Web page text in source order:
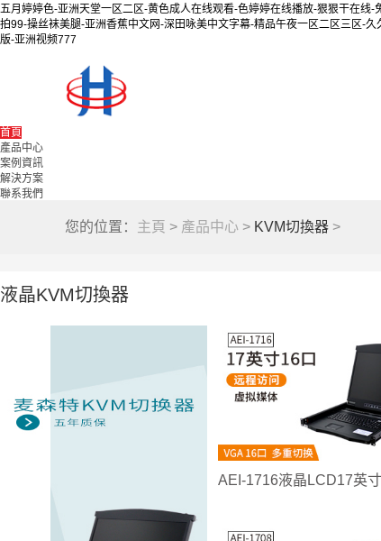
五月婷婷色-亚洲天堂一区二区-黄色成人在线观看-色婷婷在线播放-狠狠干在
拍99-操丝袜美腿-亚洲香蕉中文网-深田咏美中文字幕-精品午夜一区二区三区-
版-亚洲视频777
首頁
產品中心
案例資訊
解決方案
聯系我們
您的位置： 主頁 > 產品中心 > KVM切換器 >
液晶KVM切換器